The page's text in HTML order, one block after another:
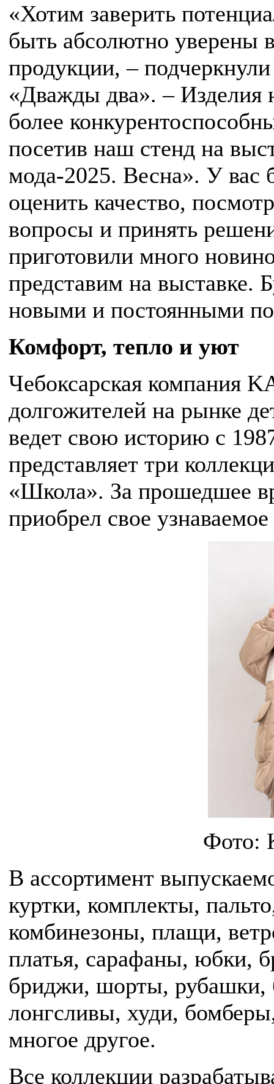
«Хотим заверить
быть абсолютно уверены
продукции, –
«Дважды два». – Изделия
более
посетив наш стенд на
мода-2025. Весна». У вас
оценить качество,
вопросы и принять
приготовили много
представим на выставке.
новыми и постоянными
Комфорт, тепло и уют
Чебоксарская компания
долгожителей на рынке
ведет свою историю с
представляет три
«Школа». За прошедшее
приобрел свое
Фото:
В ассортимент
куртки, комплекты,
комбинезоны, плащи,
платья, сарафаны, юбки,
бриджи, шорты, рубашки,
лонгсливы, худи,
многое другое.
Все коллекции